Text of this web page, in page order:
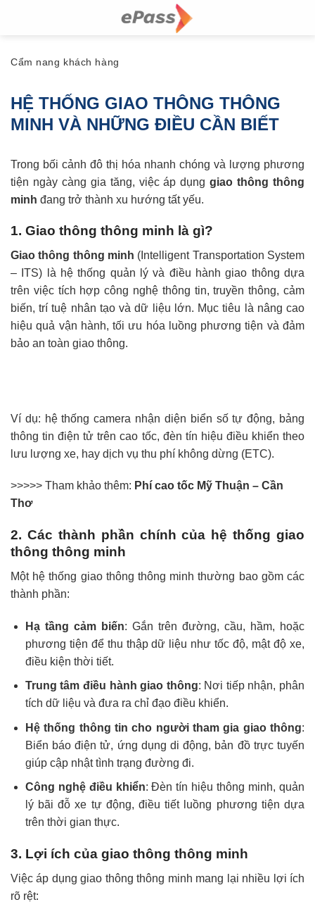
Cẩm nang khách hàng
HỆ THỐNG GIAO THÔNG THÔNG
MINH VÀ NHỮNG ĐIỀU CẦN BIẾT
Trong bối cảnh đô thị hóa nhanh chóng và lượng phương
tiện ngày càng gia tăng, việc áp dụnggiao thông thông
minh đang trở thành xu hướng tất yếu.
1. Giao thông thông minh là gì?
Giao thông thông minh (Intelligent Transportation System
– ITS) là hệ thống quản lý và điều hành giao thông dựa
trên việc tích hợp công nghệ thông tin, truyền thông, cảm
biến, trí tuệ nhân tạo và dữ liệu lớn. Mục tiêu là nâng cao
hiệu quả vận hành, tối ưu hóa luồng phương tiện và đảm
bảo an toàn giao thông.
Ví dụ: hệ thống camera nhận diện biển số tự động, bảng
thông tin điện tử trên cao tốc, đèn tín hiệu điều khiển theo
lưu lượng xe, hay dịch vụ thu phí không dừng (ETC).
>>>>> Tham khảo thêm: Phí cao tốc Mỹ Thuận – Cần
Thơ
2. Các thành phần chính của hệ thống giao
thông thông minh
Một hệ thống giao thông thông minh thường bao gồm các
thành phần:
Hạ tầng cảm biến: Gắn trên đường, cầu, hầm, hoặc
phương tiện để thu thập dữ liệu như tốc độ, mật độ xe,
điều kiện thời tiết.
Trung tâm điều hành giao thông: Nơi tiếp nhận, phân
tích dữ liệu và đưa ra chỉ đạo điều khiển.
Hệ thống thông tin cho người tham gia giao thông:
Biển báo điện tử, ứng dụng di động, bản đồ trực tuyến
giúp cập nhật tình trạng đường đi.
Công nghệ điều khiển: Đèn tín hiệu thông minh, quản
lý bãi đỗ xe tự động, điều tiết luồng phương tiện dựa
trên thời gian thực.
3. Lợi ích của giao thông thông minh
Việc áp dụng giao thông thông minh mang lại nhiều lợi ích
rõ rệt: